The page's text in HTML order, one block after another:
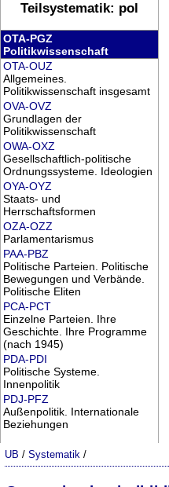
Teilsystematik: pol
OTA-PGZ
Politikwissenschaft
OTA-OUZ
Allgemeines.
Politikwissenschaft insgesamt
OVA-OVZ
Grundlagen der
Politikwissenschaft
OWA-OXZ
Gesellschaftlich-politische
Ordnungssysteme. Ideologien
OYA-OYZ
Staats- und
Herrschaftsformen
OZA-OZZ
Parlamentarismus
PAA-PBZ
Politische Parteien. Politische
Bewegungen und Verbände.
Politische Eliten
PCA-PCT
Einzelne Parteien. Ihre
Geschichte. Ihre Programme
(nach 1945)
PDA-PDI
Politische Systeme.
Innenpolitik
PDJ-PFZ
Außenpolitik. Internationale
Beziehungen
UB /Systematik /